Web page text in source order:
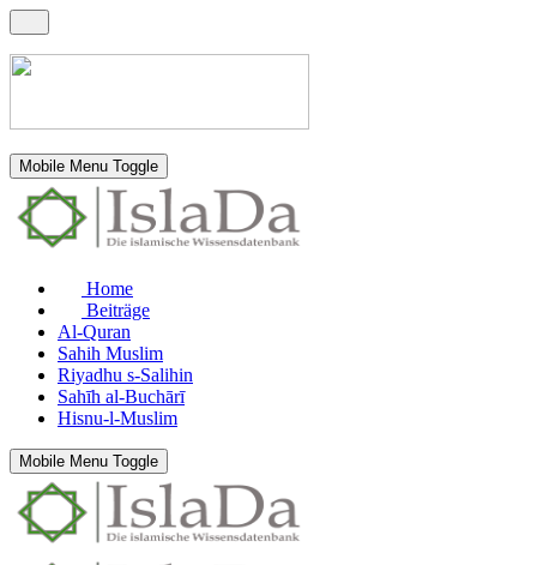
Mobile Menu Toggle
Home
Beiträge
Al-Quran
Sahih Muslim
Riyadhu s-Salihin
Sahīh al-Buchārī
Hisnu-l-Muslim
Mobile Menu Toggle